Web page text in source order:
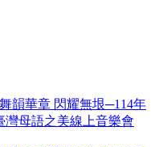
舞韻華章 閃耀無垠─114年
灣母語之美線上音樂會